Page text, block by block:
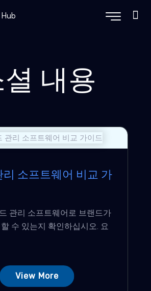
셜 내용
리 소프트웨어 비교 가
관리 소프트웨어로 브랜드가
수 있는지 확인하십시오. 요
View More